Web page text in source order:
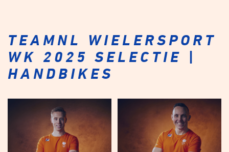
TEAMNL WIELERSPORT
WK 2025 SELECTIE |
HANDBIKES